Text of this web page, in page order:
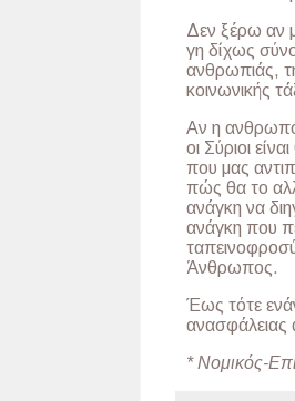
Δεν ξέρω αν
γη δίχως
ανθρωπιάς,
κοινωνικής
Αν η
οι Σύριοι
που μας
πώς θα το
ανάγκη να
ανάγκη που
Άνθρωπος.
Έως τότε
* Νομικός-